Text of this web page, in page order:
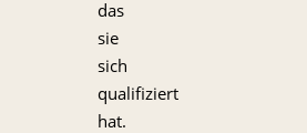
das
sie
sich
qualifiziert
hat.